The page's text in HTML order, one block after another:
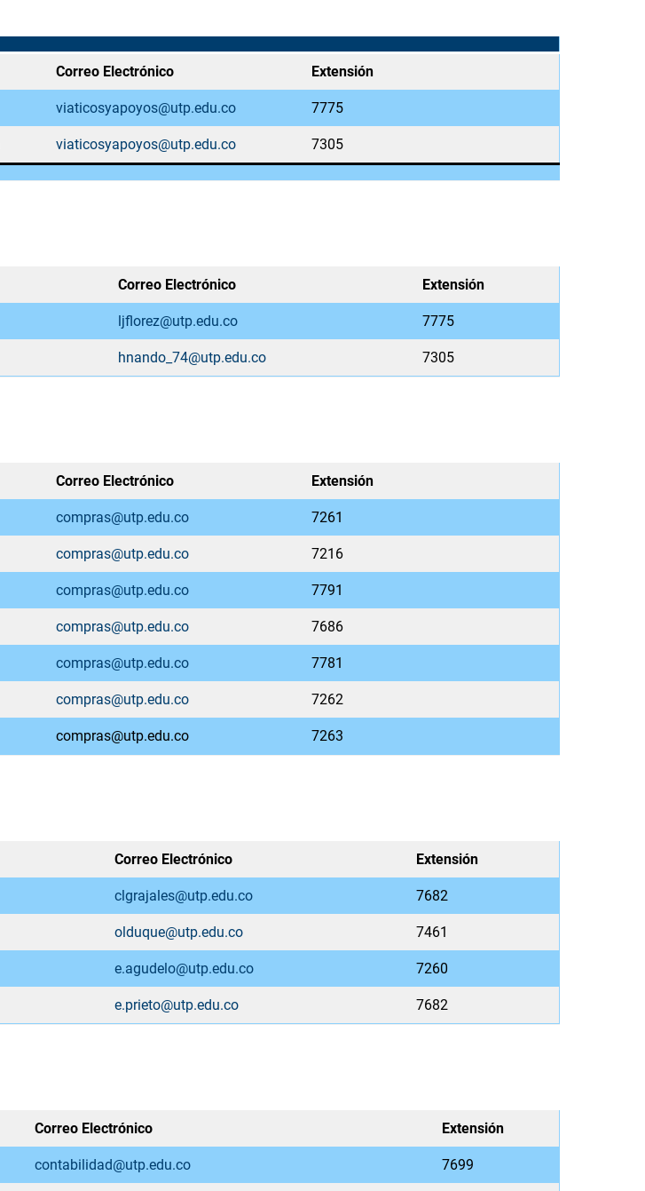
Correo Electrónico Extensión
viaticosyapoyos@utp.edu.co 7775
viaticosyapoyos@utp.edu.co 7305
Correo Electrónico Extensión
ljflorez@utp.edu.co 7775
hnando_74@utp.edu.co 7305
Correo Electrónico Extensión
compras@utp.edu.co 7261
compras@utp.edu.co 7216
compras@utp.edu.co 7791
compras@utp.edu.co 7686
compras@utp.edu.co 7781
compras@utp.edu.co 7262
compras@utp.edu.co 7263
Correo Electrónico Extensión
clgrajales@utp.edu.co 7682
olduque@utp.edu.co 7461
e.agudelo@utp.edu.co 7260
e.prieto@utp.edu.co 7682
Correo Electrónico Extensión
contabilidad@utp.edu.co 7699